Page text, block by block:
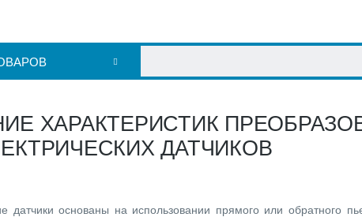
ХАРАКТЕРИСТИК
ДАТЧИКОВ
датчики основаны на использовании прямого или обратного